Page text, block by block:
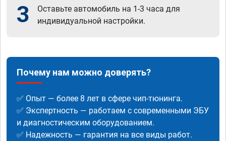
3
Оставьте автомобиль на 1-3 часа для
индивидуальной настройки.
Почему нам можно доверять?
✅ Опыт — более 8 лет в сфере чип-тюнинга.
✅ Экспертность — работаем с современными ЭБУ
и диагностическим оборудованием.
✅ Надежность — гарантия на все виды работ.